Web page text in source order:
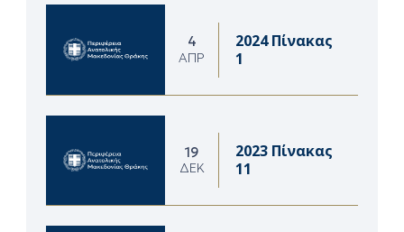
4
ΑΠΡ
2024 Πίνακας
1
19
ΔΕΚ
2023 Πίνακας
11